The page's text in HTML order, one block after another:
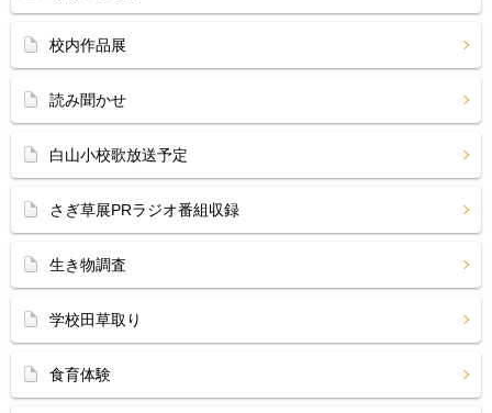
校内作品展
読み聞かせ
白山小校歌放送予定
さぎ草展PRラジオ番組収録
生き物調査
学校田草取り
食育体験